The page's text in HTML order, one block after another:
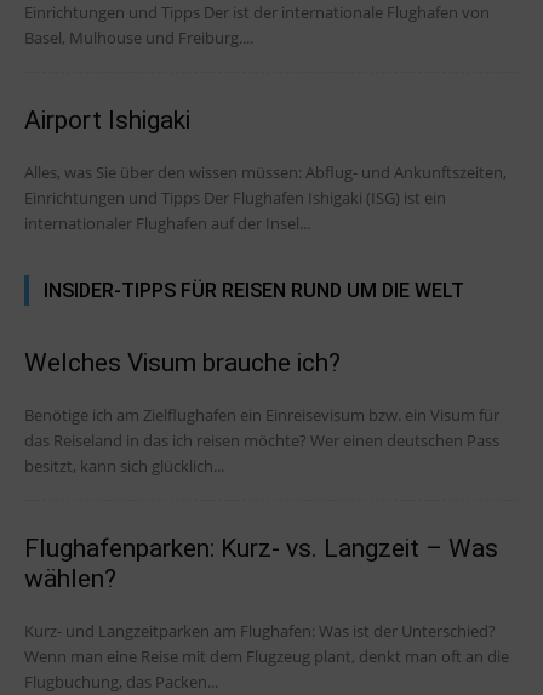
Einrichtungen und Tipps Der ist der internationale Flughafen von
Basel, Mulhouse und Freiburg....
Airport Ishigaki
Alles, was Sie über den wissen müssen: Abflug- und Ankunftszeiten,
Einrichtungen und Tipps Der Flughafen Ishigaki (ISG) ist ein
internationaler Flughafen auf der Insel...
INSIDER-TIPPS FÜR REISEN RUND UM DIE WELT
Welches Visum brauche ich?
Benötige ich am Zielflughafen ein Einreisevisum bzw. ein Visum für
das Reiseland in das ich reisen möchte? Wer einen deutschen Pass
besitzt, kann sich glücklich...
Flughafenparken: Kurz- vs. Langzeit – Was
wählen?
Kurz- und Langzeitparken am Flughafen: Was ist der Unterschied?
Wenn man eine Reise mit dem Flugzeug plant, denkt man oft an die
Flugbuchung, das Packen...